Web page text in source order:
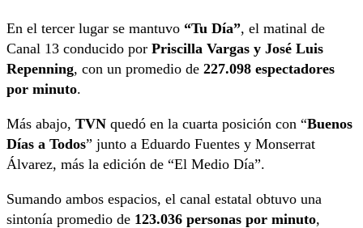
En el tercer lugar se mantuvo “Tu Día”, el matinal de
Canal 13 conducido por Priscilla Vargas y José Luis
Repenning, con un promedio de 227.098 espectadores
por minuto.
Más abajo, TVN quedó en la cuarta posición con “Buenos
Días a Todos” junto a Eduardo Fuentes y Monserrat
Álvarez, más la edición de “El Medio Día”.
Sumando ambos espacios, el canal estatal obtuvo una
sintonía promedio de 123.036 personas por minuto,